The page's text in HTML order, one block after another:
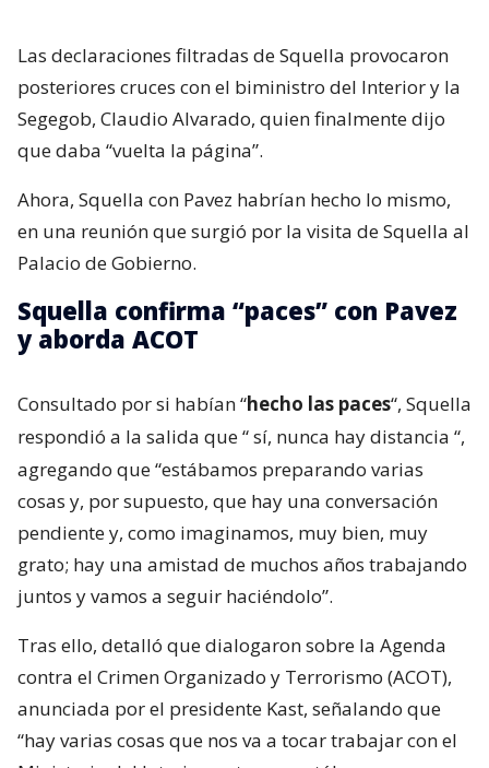
Las declaraciones filtradas de Squella provocaron
posteriores cruces con el biministro del Interior y la
Segegob, Claudio Alvarado, quien finalmente dijo
que daba “vuelta la página”.
Ahora, Squella con Pavez habrían hecho lo mismo,
en una reunión que surgió por la visita de Squella al
Palacio de Gobierno.
Squella confirma “paces” con Pavez
y aborda ACOT
Consultado por si habían “hecho las paces“, Squella
respondió a la salida que “sí, nunca hay distancia “,
agregando que “estábamos preparando varias
cosas y, por supuesto, que hay una conversación
pendiente y, como imaginamos, muy bien, muy
grato; hay una amistad de muchos años trabajando
juntos y vamos a seguir haciéndolo”.
Tras ello, detalló que dialogaron sobre la Agenda
contra el Crimen Organizado y Terrorismo (ACOT),
anunciada por el presidente Kast, señalando que
“hay varias cosas que nos va a tocar trabajar con el